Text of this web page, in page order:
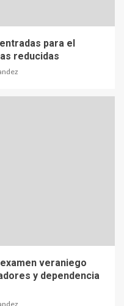
para el
reducidas
veraniego
y dependencia